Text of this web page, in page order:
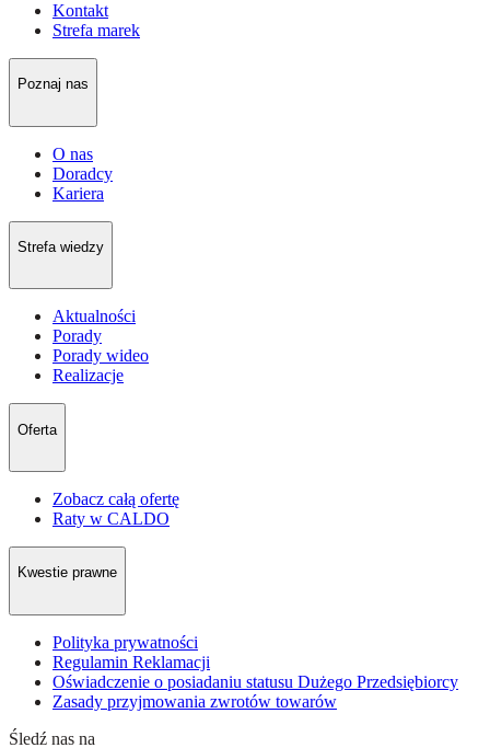
Kontakt
Strefa marek
Poznaj nas
O nas
Doradcy
Kariera
Strefa wiedzy
Aktualności
Porady
Porady wideo
Realizacje
Oferta
Zobacz całą ofertę
Raty w CALDO
Kwestie prawne
Polityka prywatności
Regulamin Reklamacji
Oświadczenie o posiadaniu statusu Dużego Przedsiębiorcy
Zasady przyjmowania zwrotów towarów
Śledź nas na